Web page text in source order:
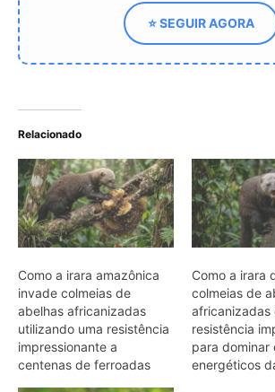
⭐ SEGUIR AGORA
Relacionado
Como a irara amazônica
invade colmeias de
abelhas africanizadas
utilizando uma resistência
impressionante a
centenas de ferroadas
Como a irara
colmeias de
africanizadas
resistência
para dominar
energéticos